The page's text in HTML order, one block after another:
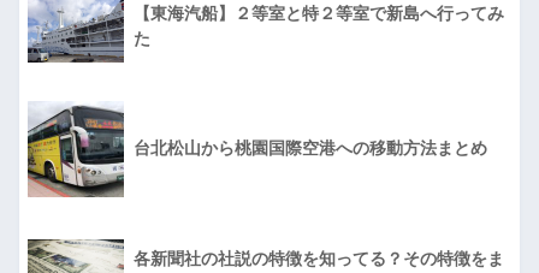
【東海汽船】２等室と特２等室で新島へ行ってみ
た
台北松山から桃園国際空港への移動方法まとめ
各新聞社の社説の特徴を知ってる？その特徴をま